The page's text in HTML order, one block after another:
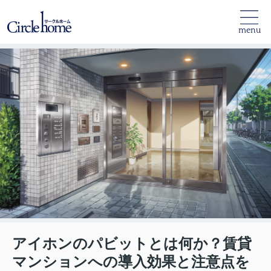
menu
アイホンのパビットとは何か？賃貸
マンションへの導入効果と注意点を